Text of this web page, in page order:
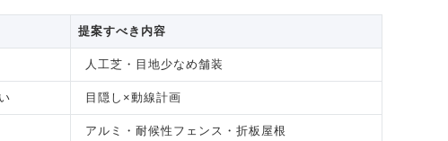
提案すべき内容
人工芝・目地少なめ舗装
目隠し×動線計画
アルミ・耐候性フェンス・折板屋根